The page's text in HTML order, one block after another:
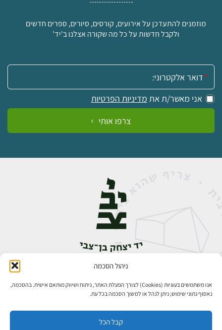
ניהול הסכמה
אנו משתמשים בעוגיות (Cookies) לצורך הפעלת האתר, ניתוח ושיווק מותאם אישית. בהסכמה,
נאסוף נתוני שימוש; ניתן לנהל או למשוך הסכמה בכל עת.
קבל הכל
מוזמנים להתעדכן על אירועים, קורסים, סיורים, ספרים חדשים
ולקבל חדשות על כל מה שקורה אצלנו ב'יד'
אימייל:
אני מאשר/ת את מדיניות הפרטיות
צרפו אותי
אבן גבירול 14, רחביה, ירושלים